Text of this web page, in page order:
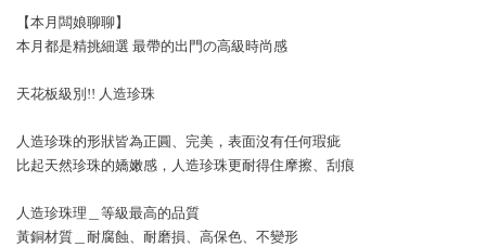
【本月闆娘聊聊】
本月都是精挑細選 最帶的出門の高級時尚感
天花板級別!! 人造珍珠
人造珍珠的形狀皆為正圓、完美，表面沒有任何瑕疵
比起天然珍珠的嬌嫩感，人造珍珠更耐得住摩擦、刮痕
人造珍珠理＿等級最高的品質
黃銅材質＿耐腐蝕、耐磨損、高保色、不變形